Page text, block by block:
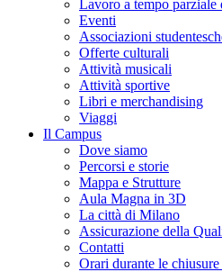
Lavoro a tempo parziale
Eventi
Associazioni
Offerte culturali
Attività musicali
Attività sportive
Libri e merchandising
Viaggi
Il Campus
Dove siamo
Percorsi e storie
Mappa e Strutture
Aula Magna in 3D
La città di Milano
Assicurazione della
Contatti
Orari durante le chiusure